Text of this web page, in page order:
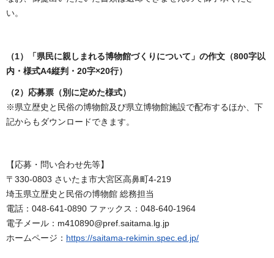
い。
（1）「県民に親しまれる博物館づくりについて」の作文（800字以
内・様式A4縦判・20字×20行）
（2）応募票（別に定めた様式）
※県立歴史と民俗の博物館及び県立博物館施設で配布するほか、下
記からもダウンロードできます。
【応募・問い合わせ先等】
〒330-0803 さいたま市大宮区高鼻町4-219
埼玉県立歴史と民俗の博物館 総務担当
電話：048-641-0890 ファックス：048-640-1964
電子メール：m410890@pref.saitama.lg.jp
ホームページ： https://saitama-rekimin.spec.ed.jp/